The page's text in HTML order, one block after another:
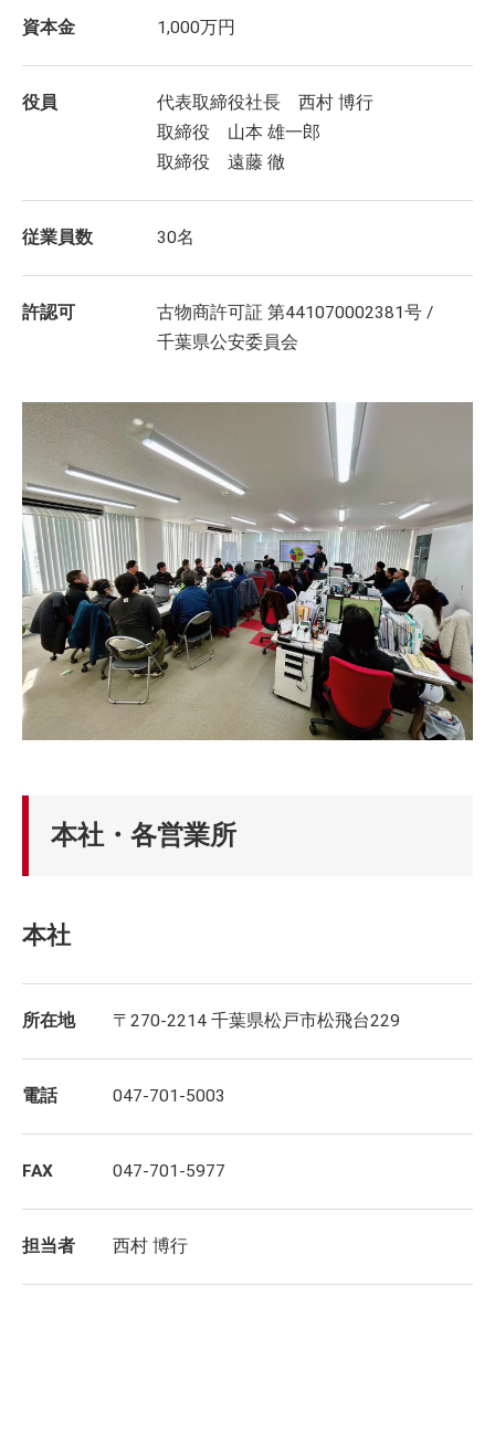
資本金 1,000万円
役員
代表取締役社長 西村 博行
取締役 山本 雄一郎
取締役 遠藤 徹
従業員数 30名
許認可
古物商許可証 第441070002381号 /
千葉県公安委員会
本社・各営業所
本社
所在地 〒270-2214 千葉県松戸市松飛台229
電話 047-701-5003
FAX 047-701-5977
担当者 西村 博行